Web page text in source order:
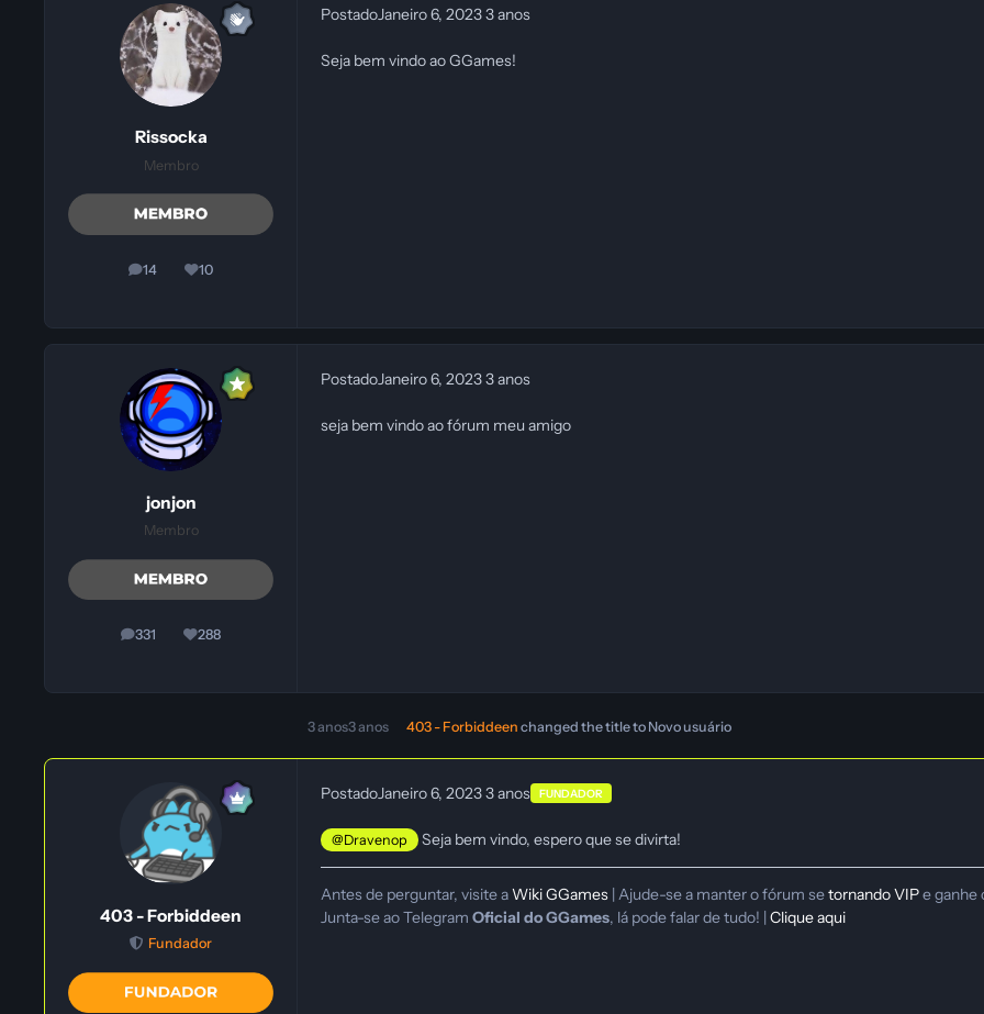
Rissocka
Membro
14
posts 10
Reputação
PostadoJaneiro 6, 20233 anos
Seja bem vindo ao GGames!
jonjon
Membro
331
posts 288
Reputação
PostadoJaneiro 6, 20233 anos
seja bem vindo ao fórum meu amigo
3 anos3 anos 403 - Forbiddeen changed the title to Novo usuário
403 - Forbiddeen
Fundador
PostadoJaneiro 6, 20233 anos FUNDADOR
@Dravenop Seja bem vindo, espero que se divirta!
Antes de perguntar, visite aWiki GGames | Ajude-se a manter o fórum setornando VIPe ganhe
Junta-se ao Telegram Oficial do GGames, lá pode falar de tudo! |Clique aqui